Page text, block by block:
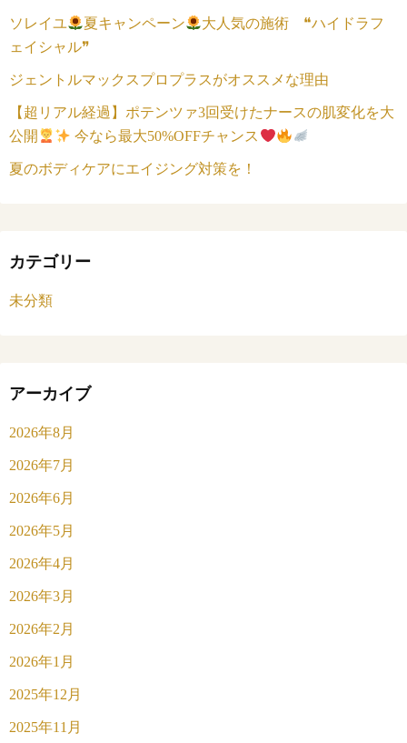
ソレイユ 夏キャンペーン
大人気の施術 ❝ハイドラフ
ェイシャル❞
ジェントルマックスプロプラスがオススメな理由
【超リアル経過】ポテンツァ3回受けたナースの肌変化を大
公開
今なら最大50%OFFチャンス
夏のボディケアにエイジング対策を！
カテゴリー
未分類
アーカイブ
2026年8月
2026年7月
2026年6月
2026年5月
2026年4月
2026年3月
2026年2月
2026年1月
2025年12月
2025年11月